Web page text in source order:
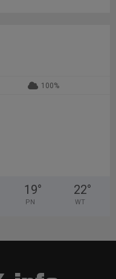
100%
19°
PN
22°
WT